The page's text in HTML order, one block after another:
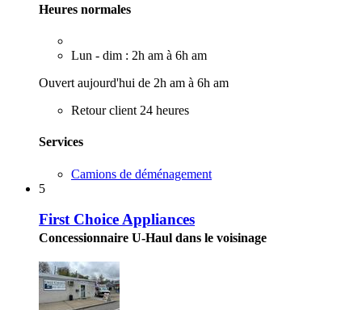
Heures normales
Lun - dim : 2h am à 6h am
Ouvert aujourd'hui de 2h am à 6h am
Retour client 24 heures
Services
Camions de déménagement
5
First Choice Appliances
Concessionnaire U-Haul dans le voisinage